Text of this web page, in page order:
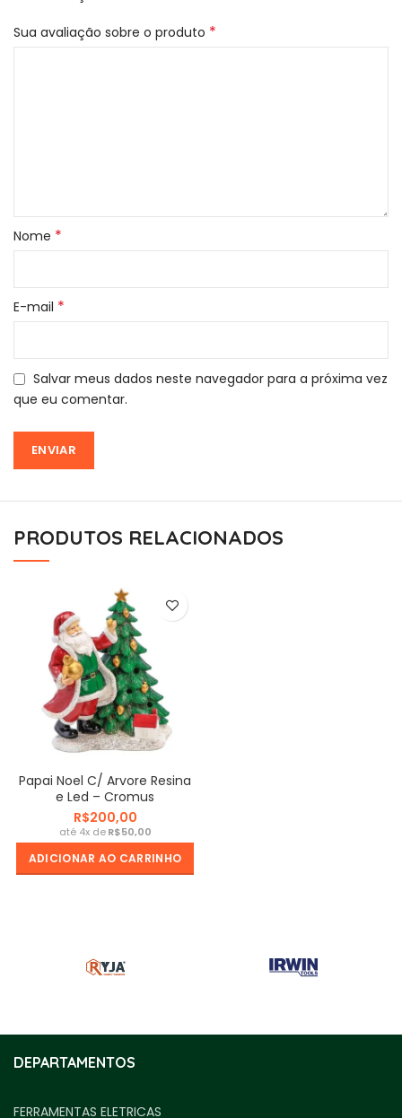
Sua avaliação sobre o produto *
Nome *
E-mail *
Salvar meus dados neste navegador para a próxima vez
que eu comentar.
PRODUTOS RELACIONADOS
Papai Noel C/ Arvore Resina
e Led – Cromus
R$
R$
ADICIONAR AO CARRINHO
DEPARTAMENTOS
FERRAMENTAS ELETRICAS